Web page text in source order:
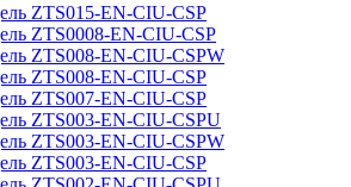
ZTS015-EN-CIU-CSP
ZTS0008-EN-CIU-CSP
ZTS008-EN-CIU-CSPW
ZTS008-EN-CIU-CSP
ZTS007-EN-CIU-CSP
ZTS003-EN-CIU-CSPU
ZTS003-EN-CIU-CSPW
ZTS003-EN-CIU-CSP